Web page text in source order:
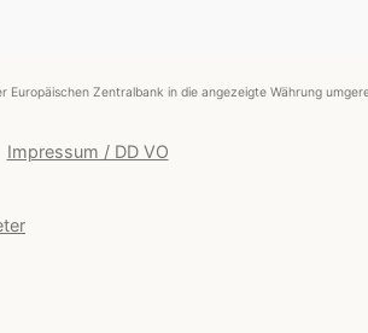
Zentralbank in die angezeigte Währung
Impressum / DD VO